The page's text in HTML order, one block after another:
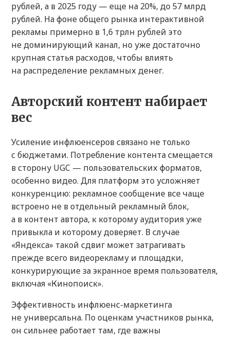
рублей, а в 2025 году — еще на 20%, до 57 млрд
рублей. На фоне общего рынка интерактивной
рекламы примерно в 1,6 трлн рублей это
не доминирующий канал, но уже достаточно
крупная статья расходов, чтобы влиять
на распределение рекламных денег.
Авторский контент набирает
вес
Усиление инфлюенсеров связано не только
с бюджетами. Потребление контента смещается
в сторону UGC — пользовательских форматов,
особенно видео. Для платформ это усложняет
конкуренцию: рекламное сообщение все чаще
встроено не в отдельный рекламный блок,
а в контент автора, к которому аудитория уже
привыкла и которому доверяет. В случае
«Яндекса» такой сдвиг может затрагивать
прежде всего видеорекламу и площадки,
конкурирующие за экранное время пользователя,
включая «Кинопоиск».
Эффективность инфлюенс-маркетинга
не универсальна. По оценкам участников рынка,
он сильнее работает там, где важны